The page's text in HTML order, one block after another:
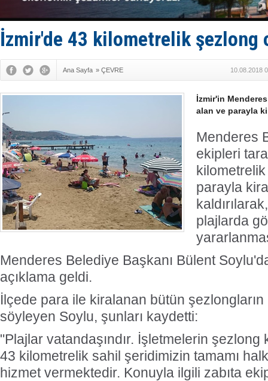
SOCAR da
İzmir'de 43 kilometrelik şezlong
Ana Sayfa » ÇEVRE 10.08.2018
İzmir'in
alan ve parayla
Menderes
ekipleri
parayla
plajlarda
Menderes Belediye Başkanı Bülent
açıklama geldi.
İlçede para ile kiralanan bütün şezlongların
söyleyen Soylu, şunları kaydetti:
"Plajlar vatandaşındır. İşletmelerin şezlong
43 kilometrelik sahil şeridimizin tamamı
hizmet vermektedir. Konuyla ilgili zabıta